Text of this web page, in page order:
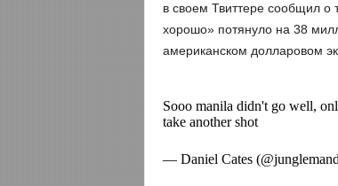
в своем Твиттере сообщил
хорошо» потянуло на 38
американском долларовом
Sooo manila didn't go well,
take another shot
— Daniel Cates